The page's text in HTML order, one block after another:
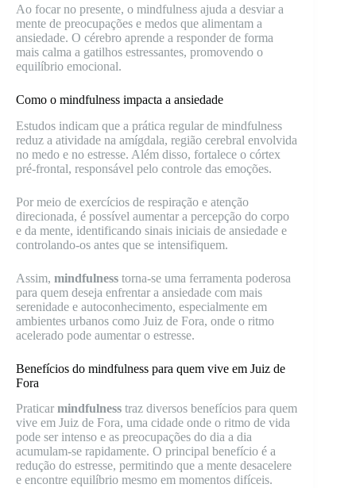
Ao focar no presente, o mindfulness ajuda a desviar a
mente de preocupações e medos que alimentam a
ansiedade. O cérebro aprende a responder de forma
mais calma a gatilhos estressantes, promovendo o
equilíbrio emocional.
Como o mindfulness impacta a ansiedade
Estudos indicam que a prática regular de mindfulness
reduz a atividade na amígdala, região cerebral envolvida
no medo e no estresse. Além disso, fortalece o córtex
pré-frontal, responsável pelo controle das emoções.
Por meio de exercícios de respiração e atenção
direcionada, é possível aumentar a percepção do corpo
e da mente, identificando sinais iniciais de ansiedade e
controlando-os antes que se intensifiquem.
Assim, mindfulness torna-se uma ferramenta poderosa
para quem deseja enfrentar a ansiedade com mais
serenidade e autoconhecimento, especialmente em
ambientes urbanos como Juiz de Fora, onde o ritmo
acelerado pode aumentar o estresse.
Benefícios do mindfulness para quem vive em Juiz de
Fora
Praticar mindfulness traz diversos benefícios para quem
vive em Juiz de Fora, uma cidade onde o ritmo de vida
pode ser intenso e as preocupações do dia a dia
acumulam-se rapidamente. O principal benefício é a
redução do estresse, permitindo que a mente desacelere
e encontre equilíbrio mesmo em momentos difíceis.